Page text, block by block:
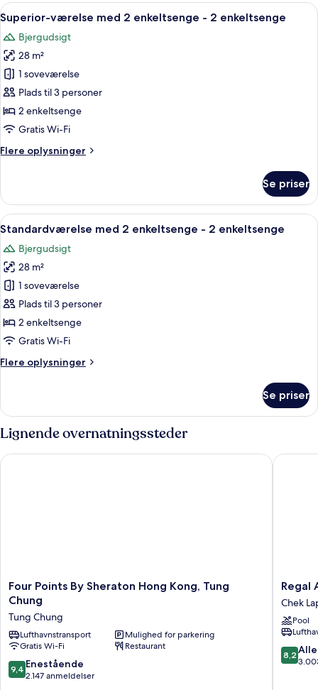
queensize-
seng
Indlæs
alle
billeder
af
Superior-
værelse
med
2
-
Et hotelværelse med to senge, et
6
Superior-værelse med 2 enkeltsenge - 2 enkeltsenge
Bjergudsigt
28 m²
1 soveværelse
Plads til 3 personer
2 enkeltsenge
Gratis Wi-Fi
Flere oplysninger
Flere
værelse
med
2
-
2
enkeltsenge
Se priser
Indlæs
alle
billeder
af
Standardværelse
med
2
enkeltsenge
2
Et hotelværelse med to senge, et
7
Standardværelse med 2 enkeltsenge - 2 enkeltsenge
Bjergudsigt
28 m²
1 soveværelse
Plads til 3 personer
2 enkeltsenge
Gratis Wi-Fi
Flere oplysninger
Flere
med
enkeltsenge
2
Se priser
Lignende overnatningssteder
Four
Points
Sheraton
Hong
Kong,
Tung
Chung
Four Points By Sheraton Hong Kong, Tung
Chung
Tung Chung
Lufthavnstransport
Mulighed for parkering
Gratis Wi-Fi
Restaurant
9.4
ud
9,4 Enestående
2.147 anmeldelser
Four Points By Sheraton Hong Kong, Tung Chung
Regal
Airport
Hotel
Chek
Lap
Kok
Regal
Chek
Pool
8.2
ud
8,2
Regal